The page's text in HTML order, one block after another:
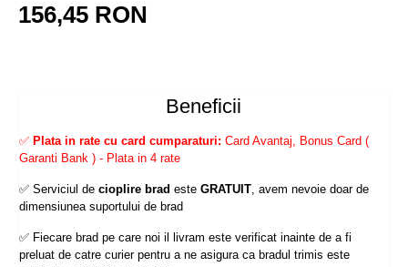
156,45 RON
Beneficii
✅ Plata in rate cu card cumparaturi: Card Avantaj, Bonus Card (
Garanti Bank ) - Plata in 4 rate
✅ Serviciul de cioplire brad este GRATUIT, avem nevoie doar de
dimensiunea suportului de brad
✅ Fiecare brad pe care noi il livram este verificat inainte de a fi
preluat de catre curier pentru a ne asigura ca bradul trimis este